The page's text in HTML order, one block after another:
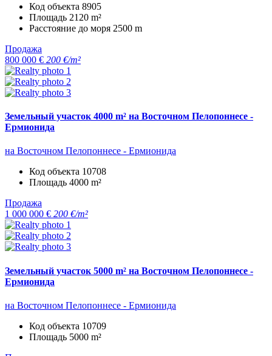
Код объекта 8905
Площадь 2120 m²
Расстояние до моря 2500 m
Продажа
800 000 € 200 €/m²
Земельный участок 4000 m² на Восточном Пелопоннесе -
Ермионида
на Восточном Пелопоннесе - Ермионида
Код объекта 10708
Площадь 4000 m²
Продажа
1 000 000 € 200 €/m²
Земельный участок 5000 m² на Восточном Пелопоннесе -
Ермионида
на Восточном Пелопоннесе - Ермионида
Код объекта 10709
Площадь 5000 m²